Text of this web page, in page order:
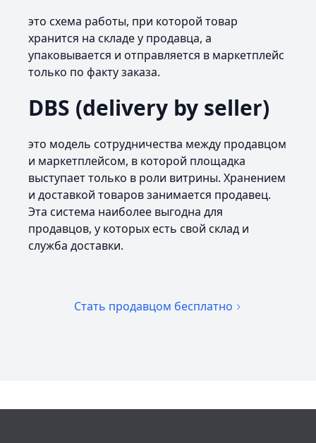
это схема работы, при которой товар
хранится на складе у продавца, а
упаковывается и отправляется в маркетплейс
только по факту заказа.
DBS (delivery by seller)
это модель сотрудничества между продавцом
и маркетплейсом, в которой площадка
выступает только в роли витрины. Хранением
и доставкой товаров занимается продавец.
Эта система наиболее выгодна для
продавцов, у которых есть свой склад и
служба доставки.
Стать продавцом бесплатно